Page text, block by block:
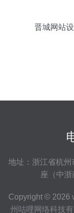
晋城网站
地址：浙江省杭
座（中浙
Copyright © 2026
州咕哩网络科技有